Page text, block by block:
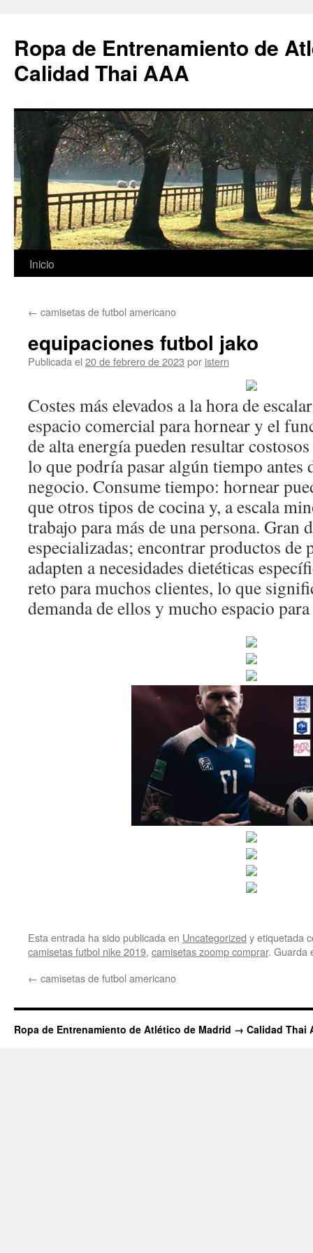
Ropa de Entrenamiento de
Calidad Thai AAA
Saltar
contenido
Inicio
← camisetas de futbol americano
equipaciones futbol jako
Publicada el 20 de febrero de 2023 por istern
Costes más elevados a la hora de
espacio comercial para hornear y el
de alta energía pueden resultar
lo que podría pasar algún tiempo antes
negocio. Consume tiempo: hornear
que otros tipos de cocina y, a escala
trabajo para más de una persona. Gran
especializadas; encontrar productos de
adapten a necesidades dietéticas
reto para muchos clientes, lo que
demanda de ellos y mucho espacio
Esta entrada ha sido publicada en Uncategorized y etiquetada
camisetas futbol nike 2019, camisetas zoomp comprar. Guarda
← camisetas de futbol americano
Ropa de Entrenamiento de Atlético de Madrid → Calidad Thai